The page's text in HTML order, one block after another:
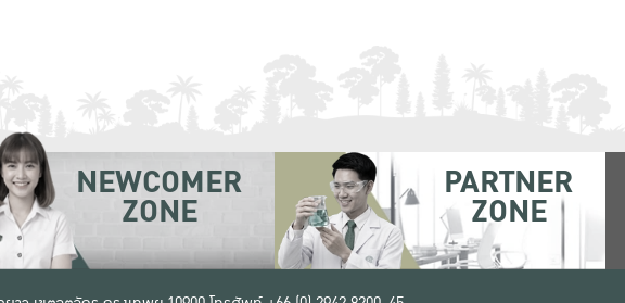
NEWCOMER
ZONE
PARTNER
ZONE